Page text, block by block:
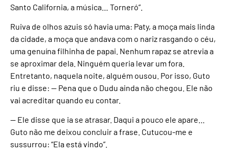
Santo California, a música… Torneró”.
Ruiva de olhos azuis só havia uma: Paty, a moça mais linda
da cidade, a moça que andava com o nariz rasgando o céu,
uma genuína filhinha de papai. Nenhum rapaz se atrevia a
se aproximar dela. Ninguém queria levar um fora.
Entretanto, naquela noite, alguém ousou. Por isso, Guto
riu e disse: — Pena que o Dudu ainda não chegou. Ele não
vai acreditar quando eu contar.
— Ele disse que ia se atrasar. Daqui a pouco ele apare…
Guto não me deixou concluir a frase. Cutucou-me e
sussurrou: “Ela está vindo”.